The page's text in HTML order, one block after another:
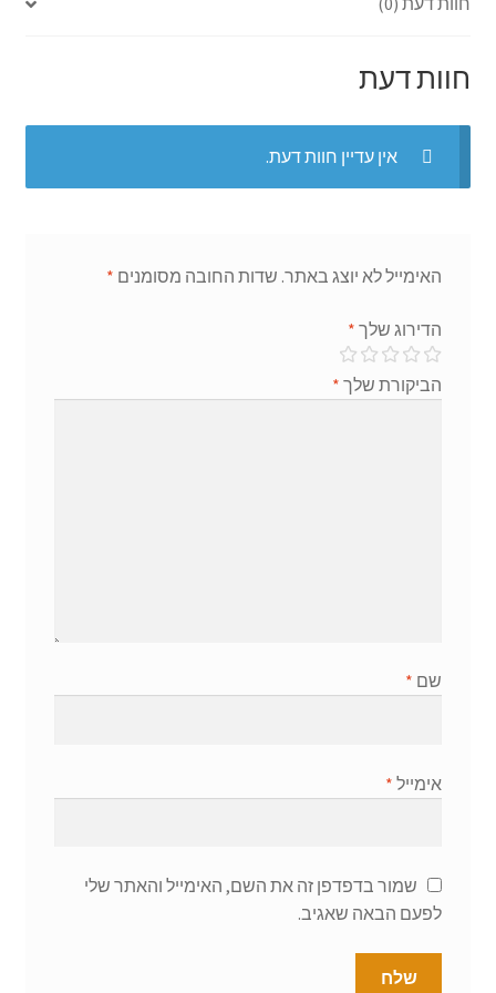
k
p
p
חוות דעת
אין עדיין חוות דעת.
האימייל לא יוצג באתר. שדות החובה מסומנים *
הדירוג שלך *
הביקורת שלך *
שם *
אימייל *
שמור בדפדפן זה את השם, האימייל והאתר שלי
לפעם הבאה שאגיב.